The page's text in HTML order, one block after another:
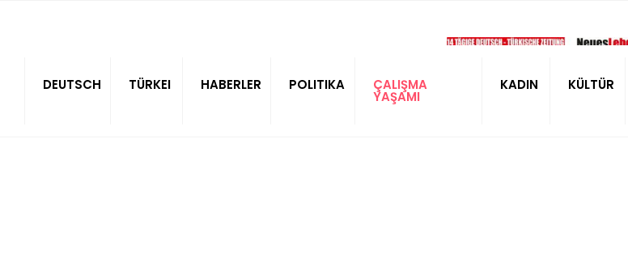
DEUTSCH TÜRKEI HABERLER POLITIKA ÇALIŞMA
YAŞAMI
KADIN KÜLTÜR